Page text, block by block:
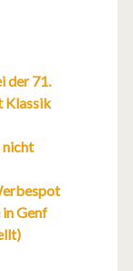
der 71.
Klassik
nicht
Genf